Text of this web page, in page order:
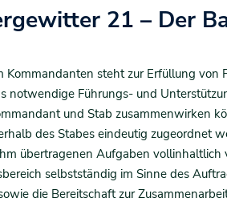
21 – Der
Kommandanten steht zur Erfüllung von
notwendige Führungs- und
und Stab zusammenwirken
des Stabes eindeutig zugeordnet
übertragenen Aufgaben
selbstständig im Sinne des
die Bereitschaft zur